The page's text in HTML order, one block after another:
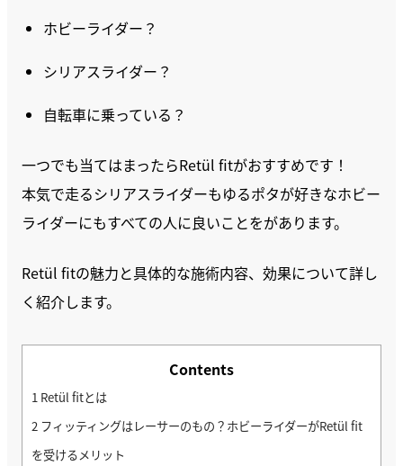
ホビーライダー？
シリアスライダー？
自転車に乗っている？
一つでも当てはまったらRetül fitがおすすめです！
本気で走るシリアスライダーもゆるポタが好きなホビー
ライダーにもすべての人に良いことをがあります。
Retül fitの魅力と具体的な施術内容、効果について詳し
く紹介します。
Contents
1 Retül fitとは
2 フィッティングはレーサーのもの？ホビーライダーがRetül fit
を受けるメリット